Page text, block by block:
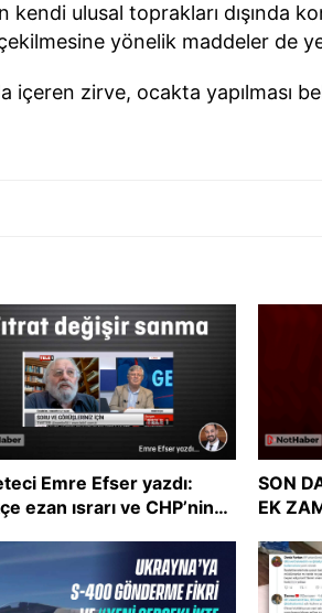
ulusal toprakları dışında
yönelik maddeler de
içeren zirve, ocakta yapılması
Emre Efser yazdı:
ezan ısrarı ve CHP’nin
SON
EK
Asgari